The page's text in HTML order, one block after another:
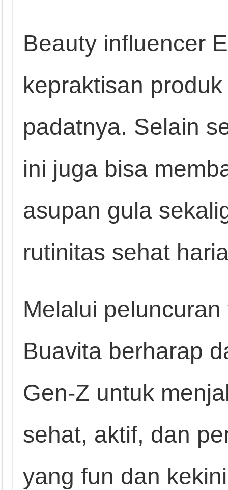
Beauty influencer
kepraktisan
padatnya. Selain
ini juga bisa
asupan gula
rutinitas sehat
Melalui
Buavita berharap
Gen-Z untuk
sehat, aktif, dan
yang fun dan